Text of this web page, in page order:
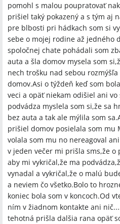
pomohl s malou poupratovať
prišiel taký pokazený a s tým aj
pre blbosti pri hádkach som si
sebe o mojej rodine až jedného
spoločnej chate pohádali som
auta a šla domov mysela som
nech trošku nad sebou
domov.Asi o týždeň keď som
veci a opäť niekam odišiel ani
podvádza myslela som si,že sa
bez auta a tak ale mýlila som
prišiel domov posielala som mu
volala som mu no nereagoval
v jeden večer mi prišla sms,že
aby mi vykričal,že ma
vynadal a vykričal,že o malú
a neviem čo všetko.Bolo to
koniec bola som v koncoch.Od
ním v žiadnom kontakte ani
tehotná prišla dalšia rana opäť